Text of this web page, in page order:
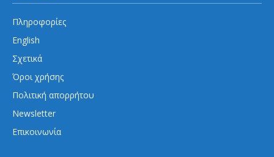
Πληροφορίες
English
Σχετικά
Όροι χρήσης
Πολιτική απορρήτου
Newsletter
Επικοινωνία